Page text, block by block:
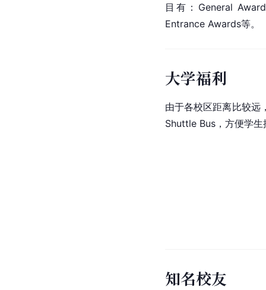
目有：General
Entrance Awards等。
大学福利
由于各校区距离比较远
Shuttle Bus，方便学
知名校友